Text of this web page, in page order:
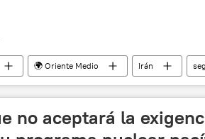
🌍 Oriente Medio Irán
Escalada entre EEUU, Israel e Irán Israel
no aceptará la